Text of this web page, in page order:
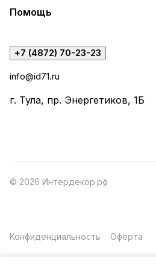
Помощь
+7 (4872) 70-23-23
info@id71.ru
г. Тула, пр. Энергетиков, 1Б
© 2026 Интердекор.рф
Конфиденциальность Оферта